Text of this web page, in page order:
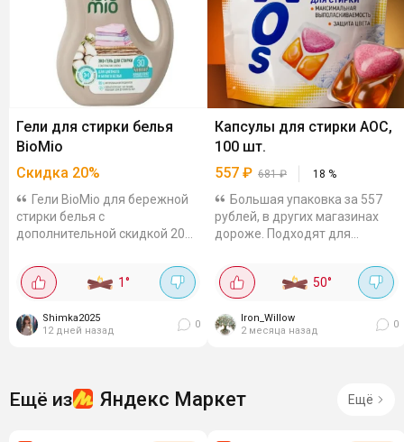
Гели для стирки белья
BioMio
Скидка 20%
Гели BioMio для бережной
стирки белья с
дополнительной скидкой 20%.
типов тканей. Собрала
подборку: для детского белья,
900мл за 389₽. Гель 0+,...
1°
Shimka2025
12 дней назад
0
Капсулы для стирки АОС,
100 шт.
557 ₽ 681₽ 18 %
Большая упаковка за 557
рублей, в других магазинах
дороже. Подходят для
Сохраняют яркость ткани, не
содержат фосфатов и хлора.
50°
Iron_Willow
2 месяца назад
0
Ещё из Яндекс Маркет Ещё